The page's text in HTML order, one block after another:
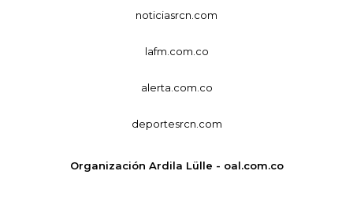
noticiasrcn.com
lafm.com.co
alerta.com.co
deportesrcn.com
Organización Ardila Lülle - oal.com.co